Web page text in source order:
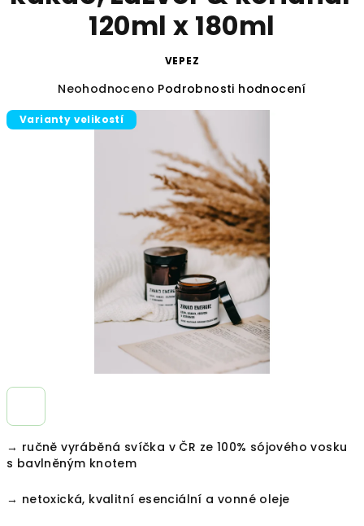
→ ručně vyráběná svíčka v ČR ze 100% sójového vosku
s bavlněným knotem
→ netoxická, kvalitní esenciální a vonné oleje
120ml x 180ml
VEPEZ
Průměrné
produktu
Neohodnoceno Podrobnosti hodnocení
Varianty velikostí